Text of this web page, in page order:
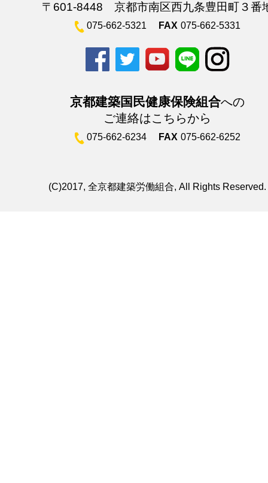
〒601-8448 京都市南区西九条豊田町３番
075-662-5321 FAX 075-662-5331
京都建築国民健康保険組合への
ご連絡はこちらから
075-662-6234 FAX 075-662-6252
(C)2017, 全京都建築労働組合, All Rights Reserved.